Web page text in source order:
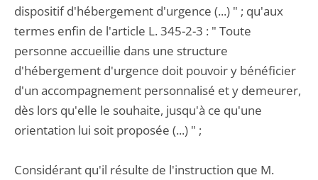
dispositif d'hébergement d'urgence (...) " ; qu'aux
termes enfin de l'article L. 345-2-3 : " Toute
personne accueillie dans une structure
d'hébergement d'urgence doit pouvoir y bénéficier
d'un accompagnement personnalisé et y demeurer,
dès lors qu'elle le souhaite, jusqu'à ce qu'une
orientation lui soit proposée (...) " ;
Considérant qu'il résulte de l'instruction que M.